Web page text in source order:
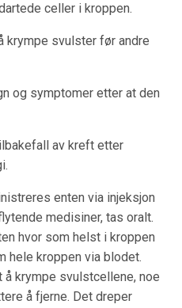
celler i kroppen.
krympe svulster før andre
og symptomer etter at den
av kreft etter
enten via injeksjon
medisiner, tas oralt.
hvor som helst i kroppen
hele kroppen via blodet.
å krympe svulstcellene, noe
å fjerne. Det dreper